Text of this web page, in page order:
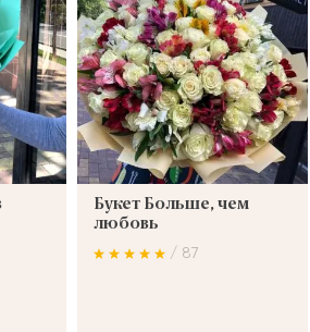
Букет Больше, чем
любовь
/ 87